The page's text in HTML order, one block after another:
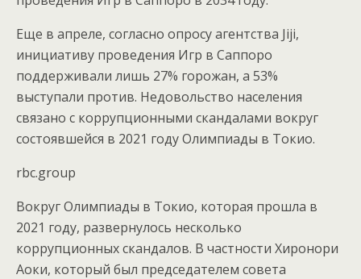
Еще в апреле, согласно опросу агентства Jiji,
инициативу проведения Игр в Саппоро
поддерживали лишь 27% горожан, а 53%
выступали против. Недовольство населения
связано с коррупционными скандалами вокруг
состоявшейся в 2021 году Олимпиады в Токио.
rbc.group
Вокруг Олимпиады в Токио, которая прошла в
2021 году, развернулось несколько
коррупционных скандалов. В частности Хиронори
Аоки, который был председателем совета